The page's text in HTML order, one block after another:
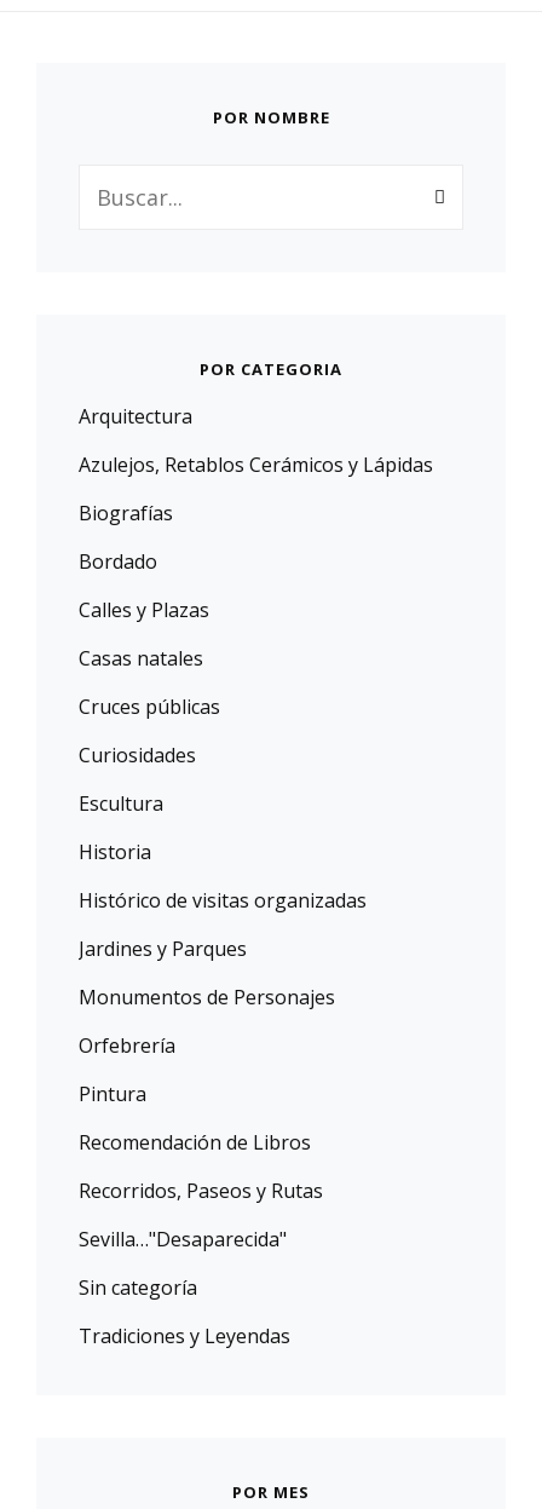
POR NOMBRE
POR CATEGORIA
Arquitectura
Azulejos, Retablos Cerámicos y Lápidas
Biografías
Bordado
Calles y Plazas
Casas natales
Cruces públicas
Curiosidades
Escultura
Historia
Histórico de visitas organizadas
Jardines y Parques
Monumentos de Personajes
Orfebrería
Pintura
Recomendación de Libros
Recorridos, Paseos y Rutas
Sevilla…"Desaparecida"
Sin categoría
Tradiciones y Leyendas
POR MES